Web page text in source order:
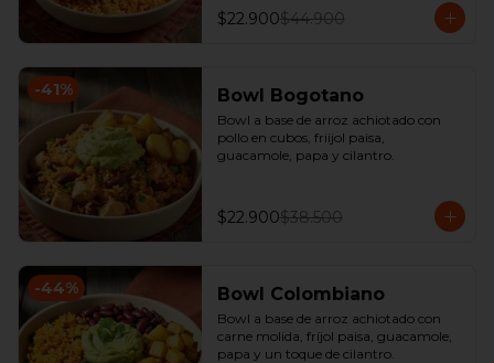
$22.900$44.900
-41% Bowl Bogotano
Bowl a base de arroz achiotado con
pollo en cubos, friijol paisa,
guacamole, papa y cilantro.
$22.900$38.500
-44% Bowl Colombiano
Bowl a base de arroz achiotado con
carne molida, fríjol paisa, guacamole,
papa y un toque de cilantro.